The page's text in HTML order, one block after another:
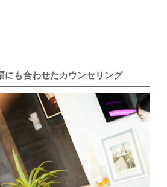
にも合わせたカウンセリング